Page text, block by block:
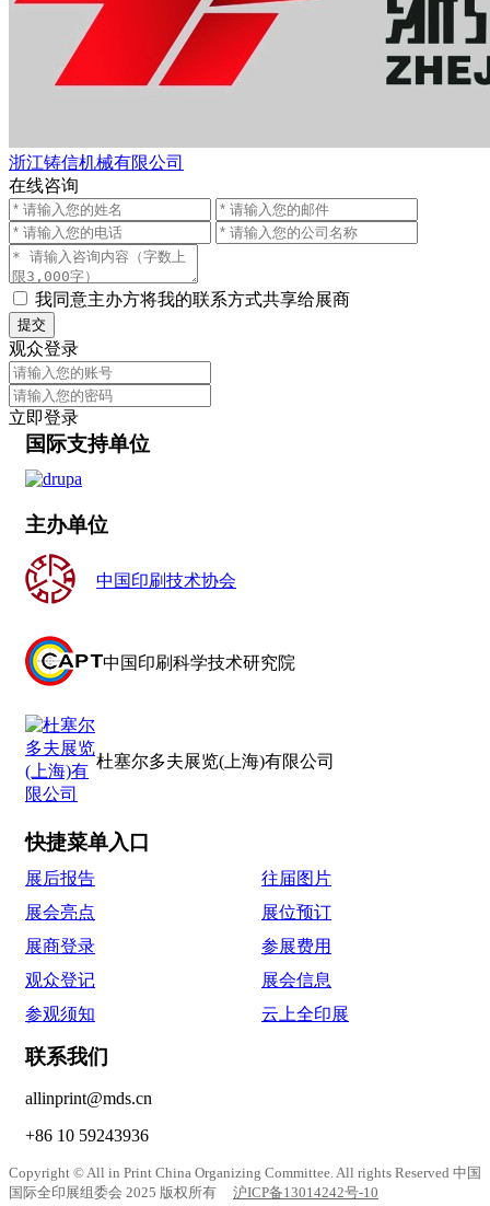
浙江铸信机械有限公司
在线咨询
我同意主办方将我的联系方式共享给展商
提交
观众登录
立即登录
国际支持单位
主办单位
中国印刷技术协会
中国印刷科学技术研究院
杜塞尔多夫展览(上海)有限公司
快捷菜单入口
展后报告
往届图片
展会亮点
展位预订
展商登录
参展费用
观众登记
展会信息
参观须知
云上全印展
联系我们
allinprint@mds.cn
+86 10 59243936
Copyright © All in Print China Organizing Committee. All rights Reserved 中国
国际全印展组委会 2025 版权所有 沪ICP备13014242号-10